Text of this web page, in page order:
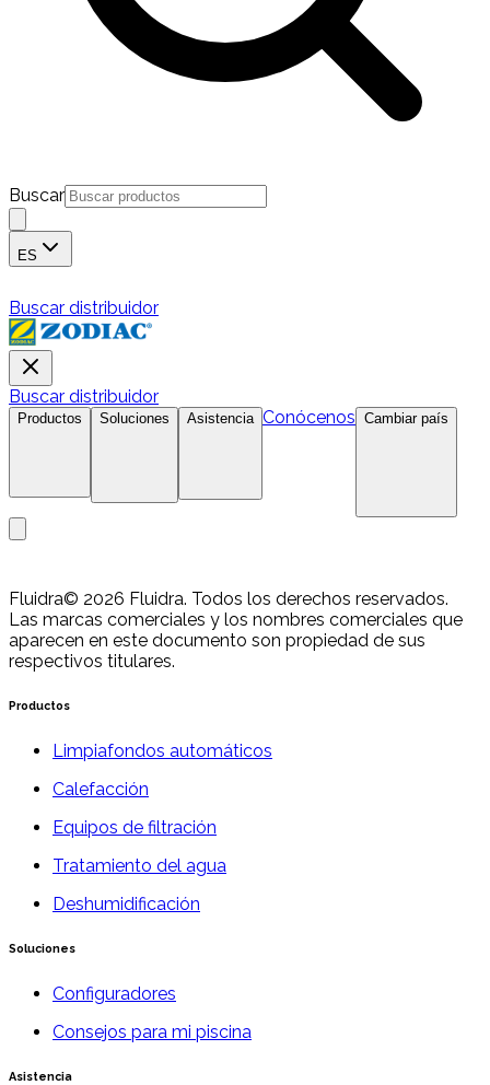
Buscar
ES
Buscar distribuidor
Buscar distribuidor
Productos Soluciones Asistencia Conócenos Cambiar país
Fluidra© 2026 Fluidra. Todos los derechos reservados.
Las marcas comerciales y los nombres comerciales que
aparecen en este documento son propiedad de sus
respectivos titulares.
Productos
Limpiafondos automáticos
Calefacción
Equipos de filtración
Tratamiento del agua
Deshumidificación
Soluciones
Configuradores
Consejos para mi piscina
Asistencia